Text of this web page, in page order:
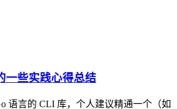
一些实践心得总结
语言的 CLI 库，个人建议精通一个（如